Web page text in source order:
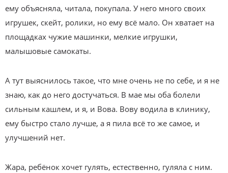
ему объясняла, читала, покупала. У него много своих
игрушек, скейт, ролики, но ему всё мало. Он хватает на
площадках чужие машинки, мелкие игрушки,
малышовые самокаты.
А тут выяснилось такое, что мне очень не по себе, и я не
знаю, как до него достучаться. В мае мы оба болели
сильным кашлем, и я, и Вова. Вову водила в клинику,
ему быстро стало лучше, а я пила всё то же самое, и
улучшений нет.
Жара, ребёнок хочет гулять, естественно, гуляла с ним.